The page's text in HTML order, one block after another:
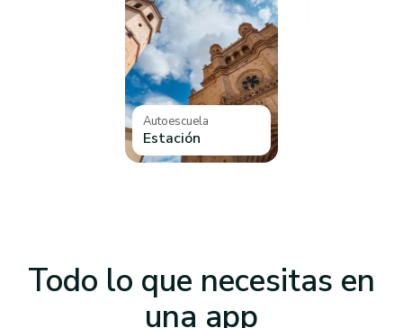
Autoescuela
Estación
Todo lo que necesitas en
una app